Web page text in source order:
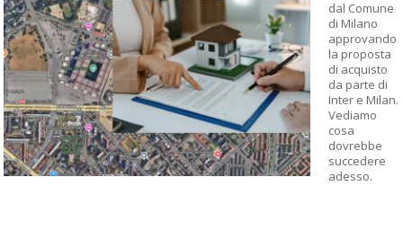
dal Comune
di Milano
approvando
la proposta
di acquisto
da parte di
Inter e Milan.
Vediamo
cosa
dovrebbe
succedere
adesso.